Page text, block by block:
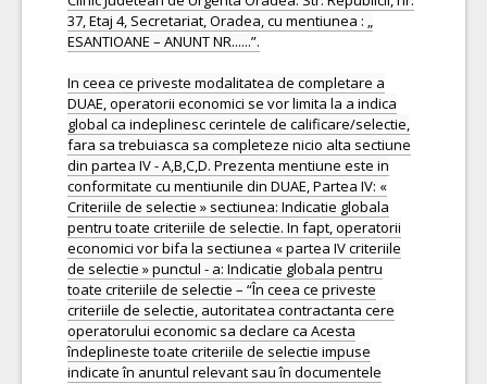
37, Etaj 4, Secretariat, Oradea, cu mentiunea : „
ESANTIOANE – ANUNT NR......”.
In ceea ce priveste modalitatea de completare a
DUAE, operatorii economici se vor limita la a indica
global ca indeplinesc cerintele de calificare/selectie,
fara sa trebuiasca sa completeze nicio alta sectiune
din partea IV - A,B,C,D. Prezenta mentiune este in
conformitate cu mentiunile din DUAE, Partea IV: «
Criteriile de selectie » sectiunea: Indicatie globala
pentru toate criteriile de selectie. In fapt, operatorii
economici vor bifa la sectiunea « partea IV criteriile
de selectie » punctul - a: Indicatie globala pentru
toate criteriile de selectie – “În ceea ce priveste
criteriile de selectie, autoritatea contractanta cere
operatorului economic sa declare ca Acesta
îndeplineste toate criteriile de selectie impuse
indicate în anuntul relevant sau în documentele